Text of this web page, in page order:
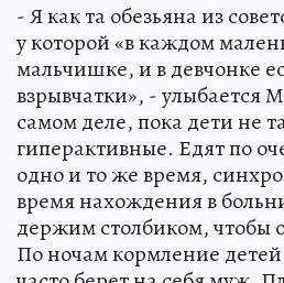
- Я как та обезьяна из
у которой «в каждом
мальчишке, и в девчонке
взрывчатки», - улыбается
самом деле, пока дети не
гиперактивные. Едят по
одно и то же время,
время нахождения в
держим столбиком, чтобы
По ночам кормление